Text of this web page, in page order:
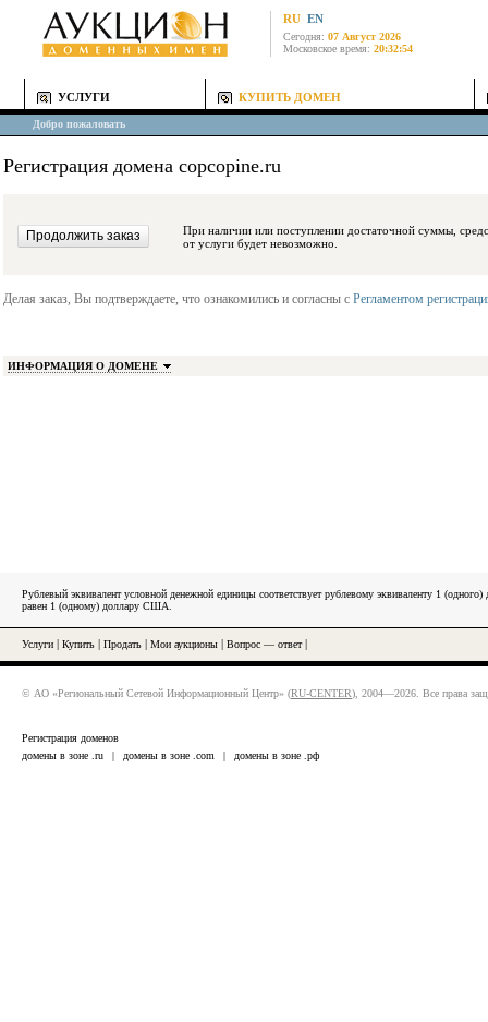
RU EN
Сегодня: 07 Август 2026
Московское время: 20:32:54
УСЛУГИ КУПИТЬ ДОМЕН
Добро пожаловать
Регистрация домена copcopine.ru
При наличии или поступлении достаточной суммы, средства будут
от услуги будет невозможно.
Делая заказ, Вы подтверждаете, что ознакомились и согласны с Регламентом
ИНФОРМАЦИЯ О ДОМЕНЕ
Рублевый эквивалент условной денежной единицы соответствует рублевому эквиваленту 1
равен 1 (одному) доллару США.
Услуги Купить Продать Мои аукционы Вопрос — ответ|
© АО «Региональный Сетевой Информационный Центр» (RU-CENTER), 2004—2026. Все права
Регистрация доменов
домены в зоне .ru
| домены в зоне .com | домены в зоне .рф